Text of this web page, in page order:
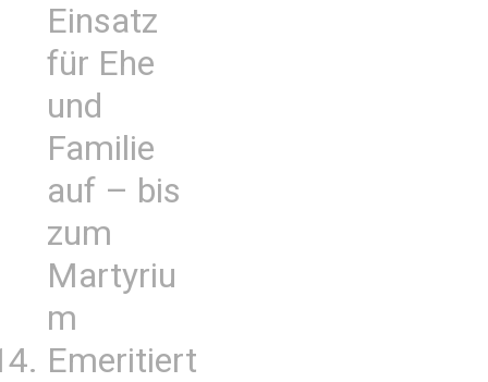
Einsatz
für Ehe
und
Familie
auf – bis
zum
Martyriu
m
Emeritiert